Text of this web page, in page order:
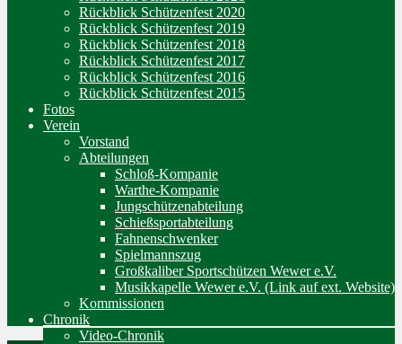
Rückblick Schützenfest 2020
Rückblick Schützenfest 2019
Rückblick Schützenfest 2018
Rückblick Schützenfest 2017
Rückblick Schützenfest 2016
Rückblick Schützenfest 2015
Fotos
Verein
Vorstand
Abteilungen
Schloß-Kompanie
Warthe-Kompanie
Jungschützenabteilung
Schießsportabteilung
Fahnenschwenker
Spielmannszug
Großkaliber Sportschützen Wewer e.V.
Musikkapelle Wewer e.V. (Link auf ext. Website)
Kommissionen
Chronik
Video-Chronik